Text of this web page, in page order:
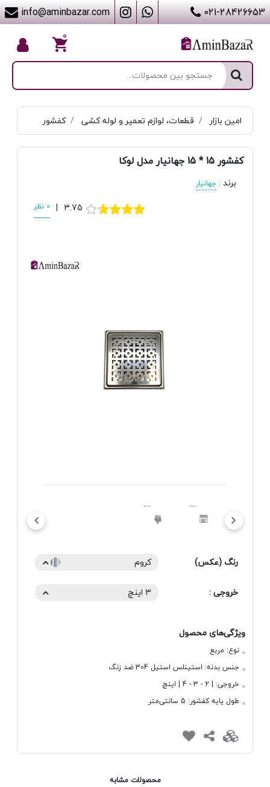
info@aminbazar.com 021-28426653
۰
امین بازار قطعات، لوازم تعمیر و لوله کشی کفشور
کفشور 15 * 15 جهانیار مدل لوکا
برند : جهانیار
3.75
| 0 نظر
رنگ (عکس)
کروم
خروجی :
3 اینچ
ویژگی‌های محصول
نوع: مربع
جنس بدنه: استینلس استیل 304 ضد زنگ
خروجی: | 2 - 3 - 4 | اینچ
طول پایه کفشور: 5 سانتی‌متر
محصولات مشابه